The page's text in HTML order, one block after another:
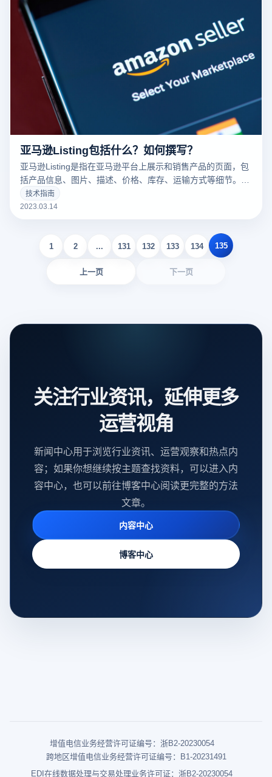
亚马逊Listing包括什么？如何撰写？
亚马逊Listing是指在亚马逊平台上展示和销售产品的页面，包
括产品信息、图片、描述、价格、库存、运输方式等细节。一
个好的亚马逊Listing可以吸引更多的潜在买家，增加销量。以
下云登录指纹浏览器关于亚马逊Listing包括什么？如何撰写？
技术指南
2023.03.14
上一页
1 2 ... 131 132 133 134 135
下一页
关注行业资讯，延伸更多
运营视角
新闻中心用于浏览行业资讯、运营观察和热点内
容；如果你想继续按主题查找资料，可以进入内
容中心，也可以前往博客中心阅读更完整的方法
文章。
内容中心
博客中心
增值电信业务经营许可证编号：浙B2-20230054
跨地区增值电信业务经营许可证编号：B1-20231491
EDI在线数据处理与交易处理业务许可证：浙B2-20230054